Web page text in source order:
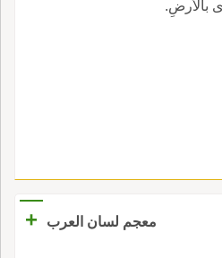
معجم لسان العرب +